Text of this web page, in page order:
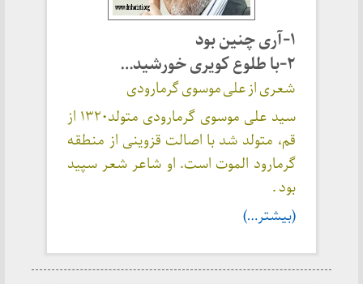
۱-آری چنین بود
۲- با طلوع کویری خورشید…
شعری از علی موسوی گرمارودی
سید علی موسوی گرمارودی متولد۱۳۲۰ از
قم، متولد شد با اصالت قزوینی از منطقه
گرمارود الموت است. او شاعر شعر سپید
بود .
(بیشتر…)